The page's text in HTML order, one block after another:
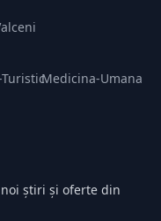
·Medicina-Umana
știri și oferte din